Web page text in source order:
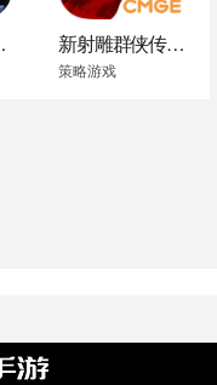
临 新射雕群侠传之铁血丹心
策略游戏